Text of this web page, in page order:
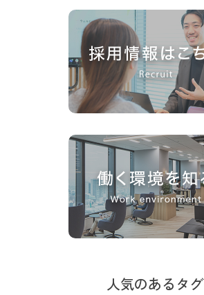
人気のあるタグ